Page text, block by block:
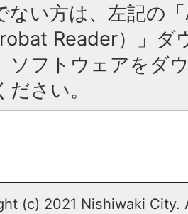
ない方は、左記の
Reader）」ダ
ソフトウェアをダ
ださい。
(c) 2021 Nishiwaki City.